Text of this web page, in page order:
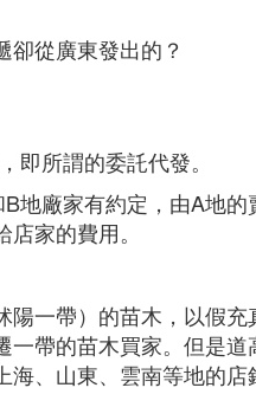
從廣東發出的？
即所謂的委託代發。
地廠家有約定，由A地
家的費用。
一帶）的苗木，以假
一帶的苗木買家。但是
、山東、雲南等地的